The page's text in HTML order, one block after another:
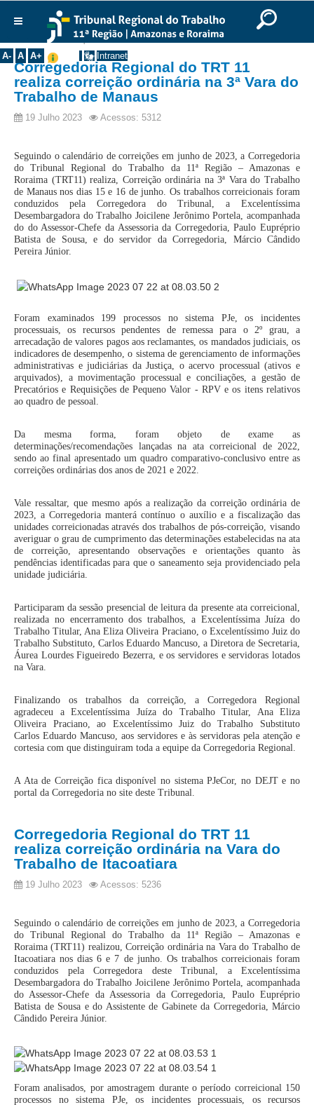
Ir para o rodapé
English
Português Español
A- A A+ Intranet
Institucional
Histórico
Presidência
Corregedoria
Desembargadores
Seções Especializadas
Turmas
Varas do Trabalho
Juízes Manaus
Juízes Interior
Juízes Substitutos
Diretores
Comitês
Comitê Gestor Regional do PJe
Processuais Unificadas
Comitê do Datajud
Comissão de Ética
Comitê de Priorização do Primeiro Grau
Comissão de Uniformização de Jurisprudência
Comitê de Gestão de Pessoas
Comitê de Atenção Integral à Saúde de Magistrados e
Servidores
Comitê de Segurança Permanente
Comitê de Incentivo à Participação Institucional Feminina
no âmbito do TRT-11
Comitê de Prevenção e Enfrentamento do Assédio
Comissão Permanente de Gestão Socioambiental
Grupo Operacional do Centro de Inteligência
Comitê de Equidade de Raça, Gênero e Diversidade
Comitê PopRuaJud
Comissão Permanente de Avaliação Documental
Automação e IA
Governança
Governança de TI
Governança das Contratações Obras
Gestão de Riscos
Você está aqui:Início >> Notícias
Corregedoria Regional do TRT 11
realiza correição ordinária na 3ª Vara do
Trabalho de Manaus
19 Julho 2023 Acessos: 5312
Seguindo o calendário de correições em junho de 2023, a Corregedoria
do Tribunal Regional do Trabalho da 11ª Região – Amazonas e
Roraima (TRT11) realiza, Correição ordinária na 3ª Vara do Trabalho
de Manaus nos dias 15 e 16 de junho. Os trabalhos correicionais foram
conduzidos pela Corregedora do Tribunal, a Excelentíssima
Desembargadora do Trabalho Joicilene Jerônimo Portela, acompanhada
do do Assessor-Chefe da Assessoria da Corregedoria, Paulo Eupréprio
Batista de Sousa, e do servidor da Corregedoria, Márcio Cândido
Pereira Júnior.
Foram examinados 199 processos no sistema PJe, os incidentes
processuais, os recursos pendentes de remessa para o 2º grau, a
arrecadação de valores pagos aos reclamantes, os mandados judiciais, os
indicadores de desempenho, o sistema de gerenciamento de informações
administrativas e judiciárias da Justiça, o acervo processual (ativos e
arquivados), a movimentação processual e conciliações, a gestão de
Precatórios e Requisições de Pequeno Valor - RPV e os itens relativos
ao quadro de pessoal.
Da mesma forma, foram objeto de exame as
determinações/recomendações lançadas na ata correicional de 2022,
sendo ao final apresentado um quadro comparativo-conclusivo entre as
correições ordinárias dos anos de 2021 e 2022.
Vale ressaltar, que mesmo após a realização da correição ordinária de
2023, a Corregedoria manterá contínuo o auxílio e a fiscalização das
unidades correicionadas através dos trabalhos de pós-correição, visando
averiguar o grau de cumprimento das determinações estabelecidas na ata
de correição, apresentando observações e orientações quanto às
pendências identificadas para que o saneamento seja providenciado pela
unidade judiciária.
Participaram da sessão presencial de leitura da presente ata correicional,
realizada no encerramento dos trabalhos, a Excelentíssima Juíza do
Trabalho Titular, Ana Eliza Oliveira Praciano, o Excelentíssimo Juiz do
Trabalho Substituto, Carlos Eduardo Mancuso, a Diretora de Secretaria,
Áurea Lourdes Figueiredo Bezerra, e os servidores e servidoras lotados
na Vara.
Finalizando os trabalhos da correição, a Corregedora Regional
agradeceu a Excelentíssima Juíza do Trabalho Titular, Ana Eliza
Oliveira Praciano, ao Excelentíssimo Juiz do Trabalho Substituto
Carlos Eduardo Mancuso, aos servidores e às servidoras pela atenção e
cortesia com que distinguiram toda a equipe da Corregedoria Regional.
A Ata de Correição fica disponível no sistema PJeCor, no DEJT e no
portal da Corregedoria no site deste Tribunal.
Corregedoria Regional do TRT 11
realiza correição ordinária na Vara do
Trabalho de Itacoatiara
19 Julho 2023 Acessos: 5236
Seguindo o calendário de correições em junho de 2023, a Corregedoria
do Tribunal Regional do Trabalho da 11ª Região – Amazonas e
Roraima (TRT11) realizou, Correição ordinária na Vara do Trabalho de
Itacoatiara nos dias 6 e 7 de junho. Os trabalhos correicionais foram
conduzidos pela Corregedora deste Tribunal, a Excelentíssima
Desembargadora do Trabalho Joicilene Jerônimo Portela, acompanhada
do Assessor-Chefe da Assessoria da Corregedoria, Paulo Eupréprio
Batista de Sousa e do Assistente de Gabinete da Corregedoria, Márcio
Cândido Pereira Júnior.
Foram analisados, por amostragem durante o período correicional 150
processos no sistema PJe, os incidentes processuais, os recursos